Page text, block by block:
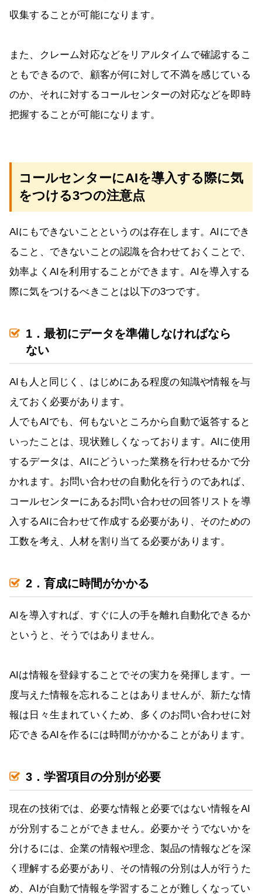
収集することが可能になります。
また、クレーム対応などをリアルタイムで確認するこ
ともできるので、顧客が何に対して不満を感じている
のか、それに対するコールセンターの対応などを即時
把握することが可能になります。
コールセンターにAIを導入する際に気
をつける3つの注意点
AIにもできないことというのは存在します。AIにでき
ること、できないことの認識を合わせておくことで、
効率よくAIを利用することができます。AIを導入する
際に気をつけるべきことは以下の3つです。
1．最初にデータを準備しなければなら
ない
AIも人と同じく、はじめにある程度の知識や情報を与
えておく必要があります。
人でもAIでも、何もないところから自動で返答すると
いったことは、現状難しくなっております。AIに使用
するデータは、AIにどういった業務を行わせるかで分
かれます。お問い合わせの自動化を行うのであれば、
コールセンターにあるお問い合わせの回答リストを導
入するAIに合わせて作成する必要があり、そのための
工数を考え、人材を割り当てる必要があります。
2．育成に時間がかかる
AIを導入すれば、すぐに人の手を離れ自動化できるか
というと、そうではありません。
AIは情報を登録することでその実力を発揮します。一
度与えた情報を忘れることはありませんが、新たな情
報は日々生まれていくため、多くのお問い合わせに対
応できるAIを作るには時間がかかることがあります。
3．学習項目の分別が必要
現在の技術では、必要な情報と必要ではない情報をAI
が分別することができません。必要かそうでないかを
分けるには、企業の情報や理念、製品の情報などを深
く理解する必要があり、その情報の分別は人が行うた
め、AIが自動で情報を学習することが難しくなってい